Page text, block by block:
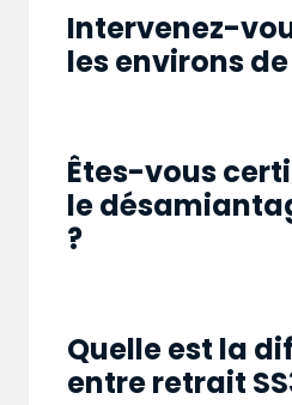
Intervenez-
les environs de
Êtes-vous
le
?
Quelle est la
entre retrait